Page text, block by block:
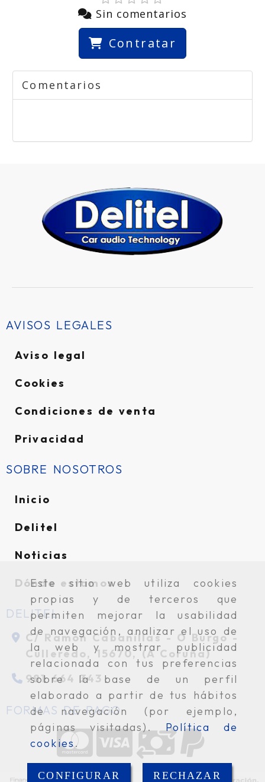
Este sitio web utiliza cookies
propias y de terceros que
permiten mejorar la usabilidad
de navegación, analizar el uso de
la web y mostrar publicidad
relacionada con tus preferencias
sobre la base de un perfil
elaborado a partir de tus hábitos
de navegación (por ejemplo,
páginas visitadas). Política de
cookies.
CONFIGURAR RECHAZAR
Sin comentarios
Contratar
Comentarios
AVISOS LEGALES
Aviso legal
Cookies
Condiciones de venta
Privacidad
SOBRE NOSOTROS
Inicio
Delitel
Noticias
Dónde estamos
DELITEL
C/ Ramón Cabanillas - O Burgo -
Culleredo,15670,(A Coruña)
981 664 343
FORMAS DE PAGO